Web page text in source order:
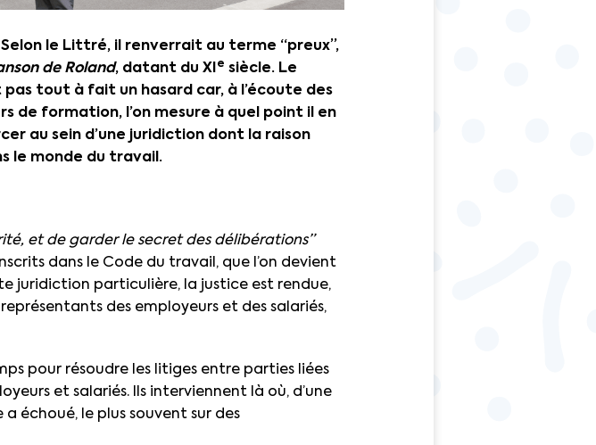
le Littré, il renverrait au terme “preux”,
de Roland, datant du XI e siècle. Le
tout à fait un hasard car, à l’écoute des
de formation, l’on mesure à quel point il en
au sein d’une juridiction dont la raison
le monde du travail.
et de garder le secret des délibérations”
dans le Code du travail, que l’on devient
juridiction particulière, la justice est rendue,
des employeurs et des salariés,
pour résoudre les litiges entre parties liées
et salariés. Ils interviennent là où, d’une
échoué, le plus souvent sur des